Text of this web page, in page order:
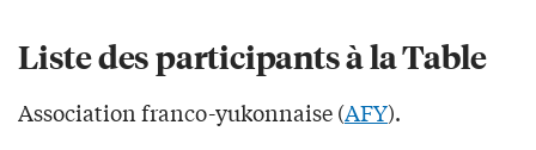
Liste des participants à la Table
Association franco-yukonnaise (AFY).